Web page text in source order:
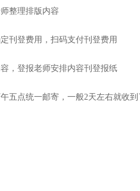
整理排版内容
刊登费用，扫码支付刊登费用
，登报老师安排内容刊登报纸
五点统一邮寄，一般2天左右就收到